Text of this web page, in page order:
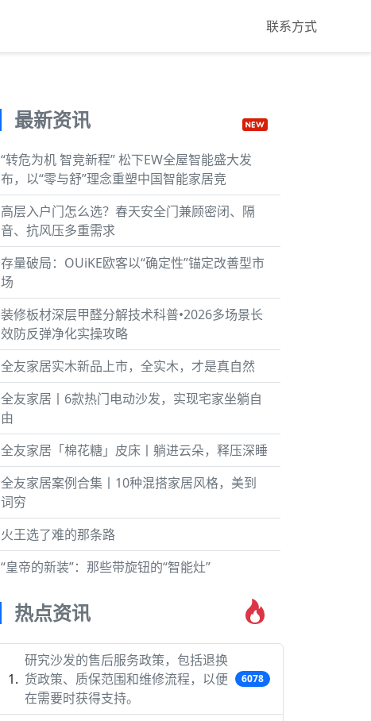
联系方式
最新资讯
“转危为机 智竞新程” 松下EW全屋智能盛大发
布，以“零与舒”理念重塑中国智能家居竞
高层入户门怎么选？春天安全门兼顾密闭、隔
音、抗风压多重需求
存量破局：OUiKE欧客以“确定性”锚定改善型市
场
装修板材深层甲醛分解技术科普•2026多场景长
效防反弹净化实操攻略
全友家居实木新品上市，全实木，才是真自然
全友家居丨6款热门电动沙发，实现宅家坐躺自
由
全友家居「棉花糖」皮床丨躺进云朵，释压深睡
全友家居案例合集丨10种混搭家居风格，美到
词穷
火王选了难的那条路
“皇帝的新装”：那些带旋钮的“智能灶”
热点资讯
研究沙发的售后服务政策，包括退换
货政策、质保范围和维修流程，以便
在需要时获得支持。
6078